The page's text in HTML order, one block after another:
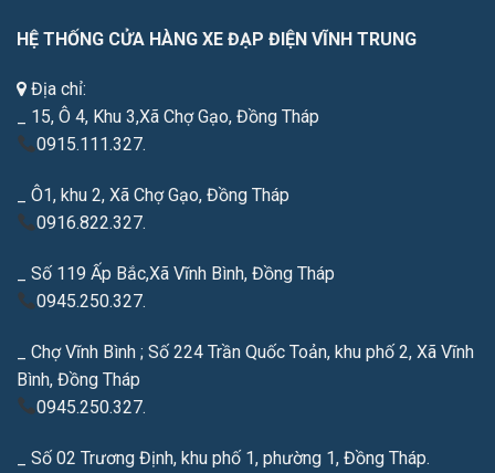
HỆ THỐNG CỬA HÀNG XE ĐẠP ĐIỆN VĨNH TRUNG
Địa chỉ:
_ 15, Ô 4, Khu 3,Xã Chợ Gạo, Đồng Tháp
0915.111.327.
_ Ô1, khu 2, Xã Chợ Gạo, Đồng Tháp
0916.822.327.
_ Số 119 Ấp Bắc,Xã Vĩnh Bình, Đồng Tháp
0945.250.327.
_ Chợ Vĩnh Bình ; Số 224 Trần Quốc Toản, khu phố 2, Xã Vĩnh
Bình, Đồng Tháp
0945.250.327.
_ Số 02 Trương Định, khu phố 1, phường 1, Đồng Tháp.